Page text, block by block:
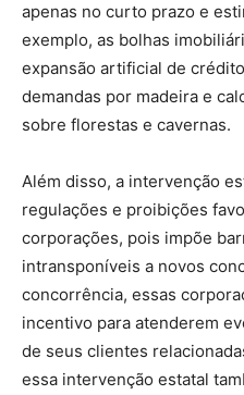
apenas no curto prazo e
exemplo, as bolhas
expansão artificial de
demandas por madeira e
sobre florestas e cavernas.
Além disso, a intervenção
regulações e proibições
corporações, pois impõe
intransponíveis a novos
concorrência, essas
incentivo para atenderem
de seus clientes
essa intervenção estatal